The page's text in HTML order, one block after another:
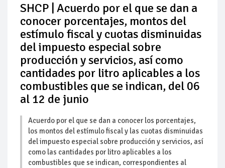
Petróleo continúa su descenso en el mercado internacional
SHCP | Acuerdo por el que se dan a
conocer porcentajes, montos del
estímulo fiscal y cuotas disminuidas
del impuesto especial sobre
producción y servicios, así como
cantidades por litro aplicables a los
combustibles que se indican, del 06
al 12 de junio
Acuerdo por el que se dan a conocer los porcentajes,
los montos del estímulo fiscal y las cuotas disminuidas
del impuesto especial sobre producción y servicios, así
como las cantidades por litro aplicables a los
combustibles que se indican, correspondientes al